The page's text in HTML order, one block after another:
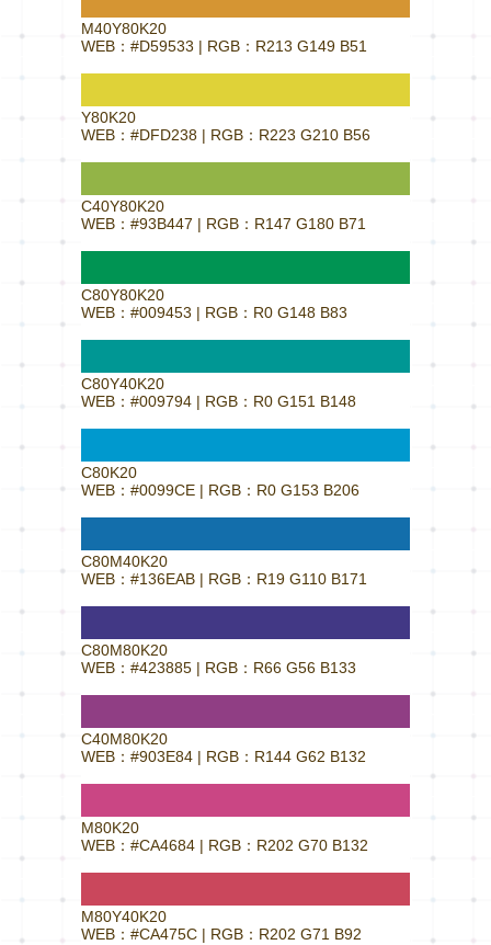
M40Y80K20
WEB：#D59533 | RGB：R213 G149 B51
Y80K20
WEB：#DFD238 | RGB：R223 G210 B56
C40Y80K20
WEB：#93B447 | RGB：R147 G180 B71
C80Y80K20
WEB：#009453 | RGB：R0 G148 B83
C80Y40K20
WEB：#009794 | RGB：R0 G151 B148
C80K20
WEB：#0099CE | RGB：R0 G153 B206
C80M40K20
WEB：#136EAB | RGB：R19 G110 B171
C80M80K20
WEB：#423885 | RGB：R66 G56 B133
C40M80K20
WEB：#903E84 | RGB：R144 G62 B132
M80K20
WEB：#CA4684 | RGB：R202 G70 B132
M80Y40K20
WEB：#CA475C | RGB：R202 G71 B92